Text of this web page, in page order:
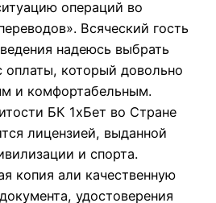
операций во
Всяческий гость
надеюсь выбрать
оплаты, который довольно
и комфортабельным.
БК 1хБет во Стране
лицензией, выданной
и спорта.
копия али качественную
удостоверения